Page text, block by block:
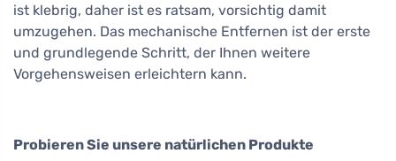
ist klebrig, daher ist es ratsam, vorsichtig damit
umzugehen. Das mechanische Entfernen ist der erste
und grundlegende Schritt, der Ihnen weitere
Vorgehensweisen erleichtern kann.
Probieren Sie unsere natürlichen Produkte